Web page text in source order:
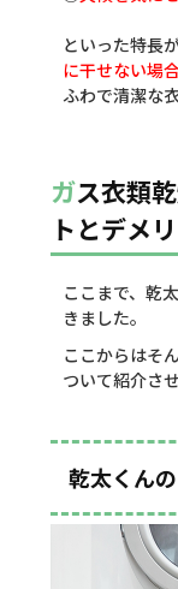
といった特長
に干せない場
ふわで清潔な
ガス衣類乾燥機「乾太くん」のメリッ
トとデメ
ここまで、乾
きました。
ここからはそ
ついて紹介さ
乾太くん